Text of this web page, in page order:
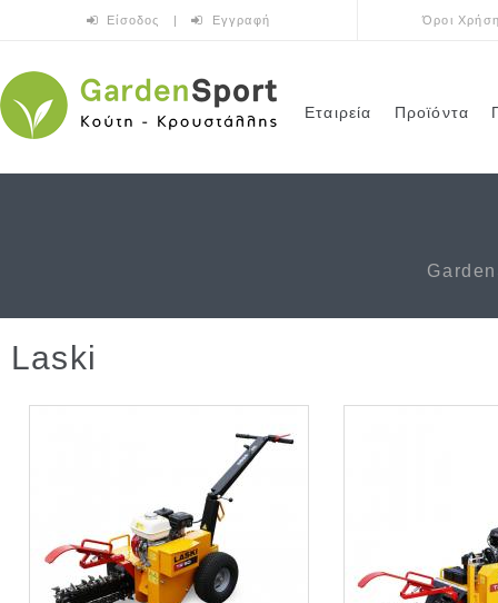
Είσοδος | Εγγραφή Όροι
Εταιρεία Προϊόντα
Laski